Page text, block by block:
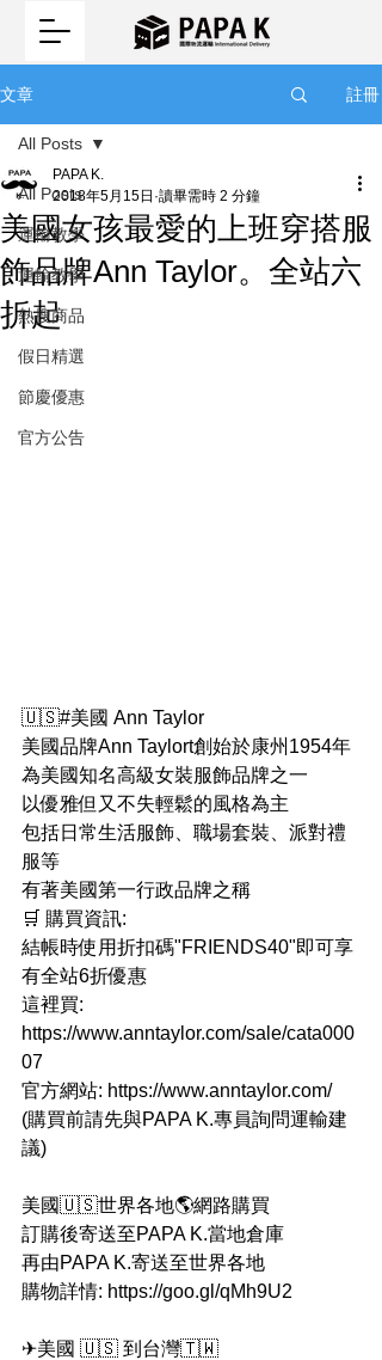
文章 註冊
All Posts
運輸教學
運輸教學
熱搜商品
假日精選
節慶優惠
官方公告
All Posts
美國女孩最愛的上班穿搭服
飾品牌Ann Taylor。全站六
折起
PAPA K.
2018年5月15日 讀畢需時 2 分鐘
🇺🇸#美國 Ann Taylor
美國品牌Ann Taylort創始於康州1954年
為美國知名高級女裝服飾品牌之一
以優雅但又不失輕鬆的風格為主
包括日常生活服飾、職場套裝、派對禮
服等
有著美國第一行政品牌之稱
🛒 購買資訊:
結帳時使用折扣碼"FRIENDS40"即可享
有全站6折優惠
這裡買:
https://www.anntaylor.com/sale/cata000
07
官方網站: https://www.anntaylor.com/
(購買前請先與PAPA K.專員詢問運輸建
議)
美國🇺🇸世界各地🌎網路購買
訂購後寄送至PAPA K.當地倉庫
再由PAPA K.寄送至世界各地
購物詳情: https://goo.gl/qMh9U2
✈美國 🇺🇸 到台灣🇹🇼